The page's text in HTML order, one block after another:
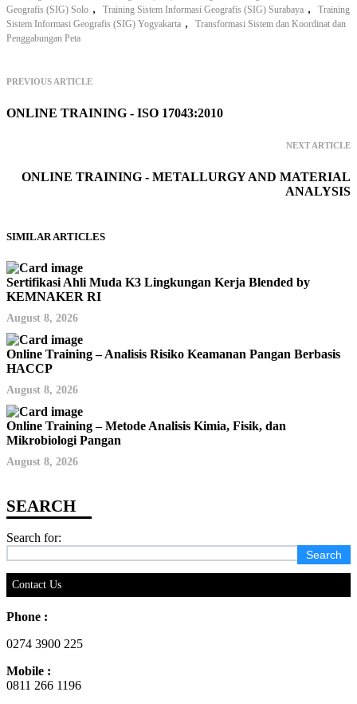
Geografis (SIG) Solo , Training Sistem Informasi Geografis (SIG) Surabaya ,
Training
Sistem Informasi Geografis (SIG) Yogyakarta ,
Transformasi Sistem dan Koordinat dan
Penggabungan Peta
PREVIOUS ARTICLE
ONLINE TRAINING - ISO 17043:2010
NEXT ARTICLE
ONLINE TRAINING - METALLURGY AND MATERIAL
ANALYSIS
SIMILAR ARTICLES
Sertifikasi Ahli Muda K3 Lingkungan Kerja Blended by
KEMNAKER RI
August 8, 2026
Online Training – Analisis Risiko Keamanan Pangan Berbasis
HACCP
August 8, 2026
Online Training – Metode Analisis Kimia, Fisik, dan
Mikrobiologi Pangan
August 8, 2026
Search for:
Contact Us
Phone :
0274 3900 225
Mobile :
0811 266 1196